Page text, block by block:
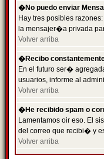
�No puedo enviar
Hay tres posibles
la mensajer�a privada
Volver arriba
�Recibo
En el futuro ser�
usuarios, informe al
Volver arriba
�He recibido spam o
Lamentamos oir eso. El
del correo que recibi� y
Volver arriba